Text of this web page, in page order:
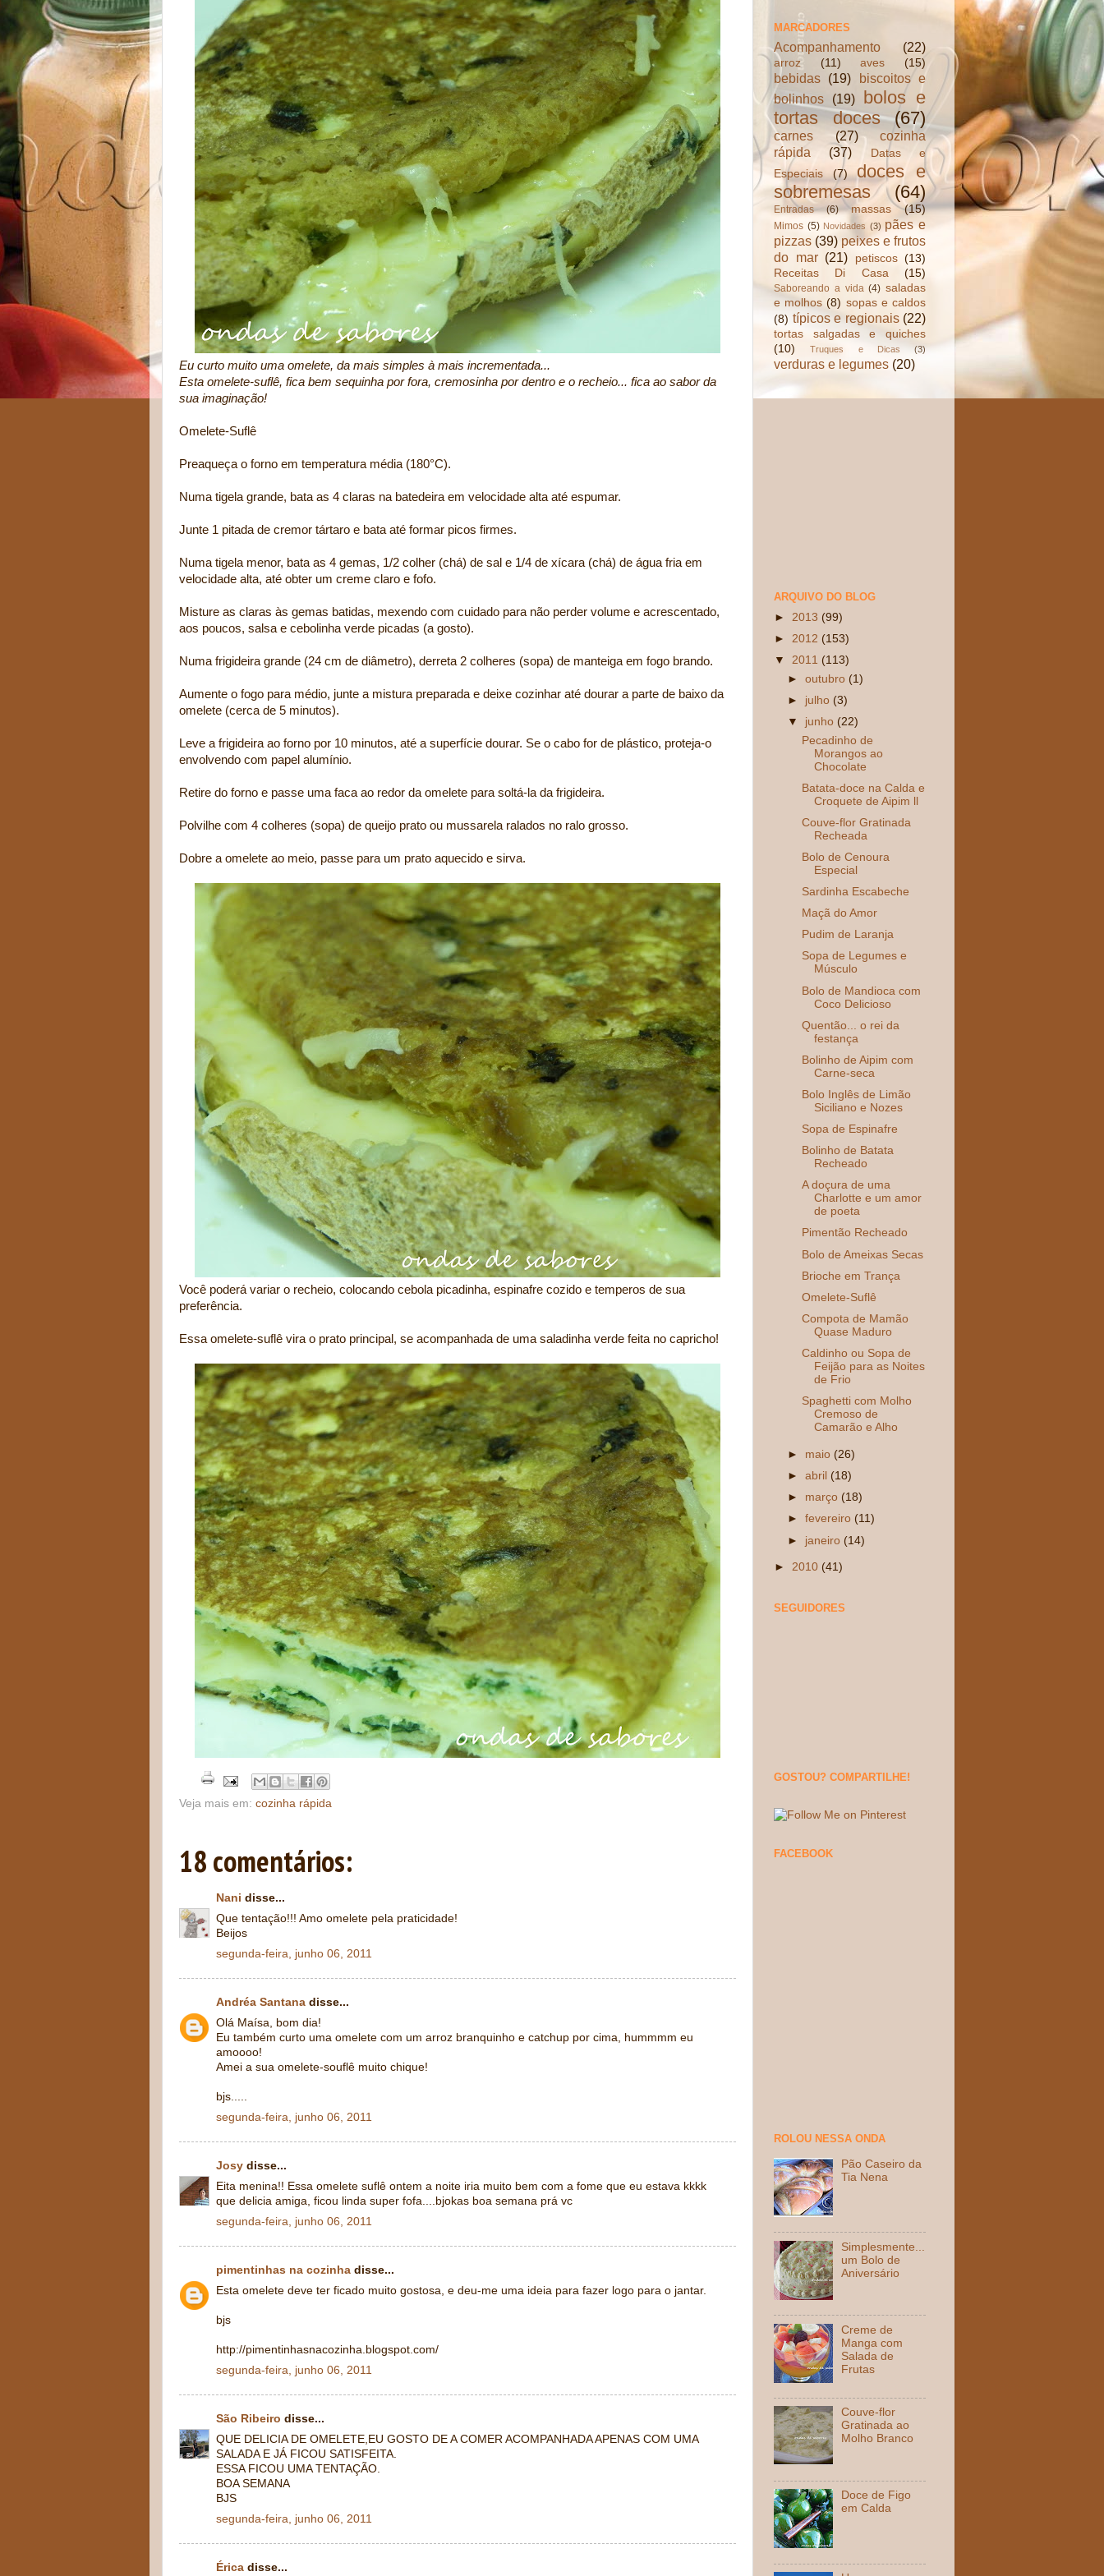
Eu curto muito uma omelete, da mais simples à mais incrementada...
Esta omelete-suflê, fica bem sequinha por fora, cremosinha por dentro e o recheio... fica ao sabor da
sua imaginação!
Omelete-Suflê
Preaqueça o forno em temperatura média (180°C).
Numa tigela grande, bata as 4 claras na batedeira em velocidade alta até espumar.
Junte 1 pitada de cremor tártaro e bata até formar picos firmes.
Numa tigela menor, bata as 4 gemas, 1/2 colher (chá) de sal e 1/4 de xícara (chá) de água fria em
velocidade alta, até obter um creme claro e fofo.
Misture as claras às gemas batidas, mexendo com cuidado para não perder volume e acrescentado,
aos poucos, salsa e cebolinha verde picadas (a gosto).
Numa frigideira grande (24 cm de diâmetro), derreta 2 colheres (sopa) de manteiga em fogo brando.
Aumente o fogo para médio, junte a mistura preparada e deixe cozinhar até dourar a parte de baixo da
omelete (cerca de 5 minutos).
Leve a frigideira ao forno por 10 minutos, até a superfície dourar. Se o cabo for de plástico, proteja-o
envolvendo com papel alumínio.
Retire do forno e passe uma faca ao redor da omelete para soltá-la da frigideira.
Polvilhe com 4 colheres (sopa) de queijo prato ou mussarela ralados no ralo grosso.
Dobre a omelete ao meio, passe para um prato aquecido e sirva.
Você poderá variar o recheio, colocando cebola picadinha, espinafre cozido e temperos de sua
preferência.
Essa omelete-suflê vira o prato principal, se acompanhada de uma saladinha verde feita no capricho!
Veja mais em: cozinha rápida
18 comentários:
Nani disse...
Que tentação!!! Amo omelete pela praticidade!
Beijos
segunda-feira, junho 06, 2011
Andréa Santana disse...
Olá Maísa, bom dia!
Eu também curto uma omelete com um arroz branquinho e catchup por cima, hummmm eu
amoooo!
Amei a sua omelete-souflê muito chique!
bjs.....
segunda-feira, junho 06, 2011
Josy disse...
Eita menina!! Essa omelete suflê ontem a noite iria muito bem com a fome que eu estava kkkk
que delicia amiga, ficou linda super fofa....bjokas boa semana prá vc
segunda-feira, junho 06, 2011
pimentinhas na cozinha disse...
Esta omelete deve ter ficado muito gostosa, e deu-me uma ideia para fazer logo para o jantar.
bjs
http://pimentinhasnacozinha.blogspot.com/
segunda-feira, junho 06, 2011
São Ribeiro disse...
QUE DELICIA DE OMELETE,EU GOSTO DE A COMER ACOMPANHADA APENAS COM UMA
SALADA E JÁ FICOU SATISFEITA.
ESSA FICOU UMA TENTAÇÃO.
BOA SEMANA
BJS
segunda-feira, junho 06, 2011
Érica disse...
MARCADORES
Acompanhamento (22)
arroz (11) aves (15)
bebidas (19)
biscoitos e
bolinhos
(19)
bolos e
tortas doces
(67)
carnes (27)
cozinha
rápida
(37)
Datas e
Especiais
(7)
doces e
sobremesas
(64)
Entradas (6) massas (15)
Mimos (5) Novidades (3) pães e
pizzas (39) peixes e frutos
do mar (21) petiscos (13)
Receitas Di Casa
(15)
Saboreando a vida (4) saladas
e molhos (8) sopas e caldos
(8) típicos e regionais (22)
tortas salgadas e quiches
(10)
Truques e Dicas (3)
verduras e legumes (20)
ARQUIVO DO BLOG
► 2013 (99)
► 2012 (153)
▼ 2011 (113)
►outubro (1)
► julho (3)
▼ junho (22)
Pecadinho de
Morangos ao
Chocolate
Batata-doce na Calda e
Croquete de Aipim ll
Couve-flor Gratinada
Recheada
Bolo de Cenoura
Especial
Sardinha Escabeche
Maçã do Amor
Pudim de Laranja
Sopa de Legumes e
Músculo
Bolo de Mandioca com
Coco Delicioso
Quentão... o rei da
festança
Bolinho de Aipim com
Carne-seca
Bolo Inglês de Limão
Siciliano e Nozes
Sopa de Espinafre
Bolinho de Batata
Recheado
A doçura de uma
Charlotte e um amor
de poeta
Pimentão Recheado
Bolo de Ameixas Secas
Brioche em Trança
Omelete-Suflê
Compota de Mamão
Quase Maduro
Caldinho ou Sopa de
Feijão para as Noites
de Frio
Spaghetti com Molho
Cremoso de
Camarão e Alho
► maio (26)
►abril (18)
► março (18)
►fevereiro (11)
► janeiro (14)
► 2010 (41)
SEGUIDORES
GOSTOU? COMPARTILHE!
FACEBOOK
ROLOU NESSA ONDA
Pão Caseiro da
Tia Nena
Simplesmente...
um Bolo de
Aniversário
Creme de
Manga com
Salada de
Frutas
Couve-flor
Gratinada ao
Molho Branco
Doce de Figo
em Calda